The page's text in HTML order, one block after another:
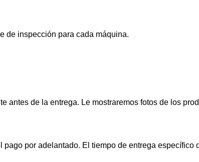
de inspección para cada máquina.
antes de la entrega. Le mostraremos fotos de los
por adelantado. El tiempo de entrega